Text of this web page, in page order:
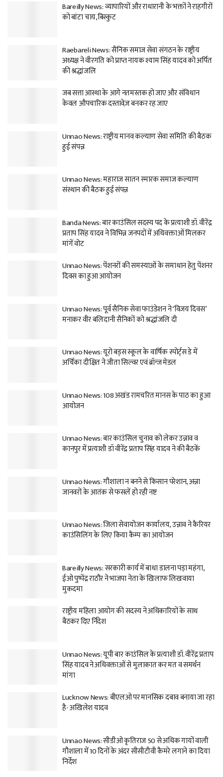
Bareilly News: व्यापारियों और राधारानी के भक्तों ने राहगीरों
को बांटा चाय,बिस्कुट
Raebareli News: सैनिक समाज सेवा संगठन के राष्ट्रीय
अध्यक्ष ने वीरगति को प्राप्त नायक श्याम सिंह यादव को अर्पित
की श्रद्धांजलि
जब सत्ता आस्था के आगे नतमस्तक हो जाए और संविधान
केवल औपचारिक दस्तावेज़ बनकर रह जाए
Unnao News: राष्ट्रीय मानव कल्याण सेवा समिति की बैठक
हुई संपन्न
Unnao News: महाराज सातन स्मारक समाज कल्याण
संस्थान की बैठक हुई संपन्न
Banda News: बार काउंसिल सदस्य पद के प्रत्याशी डॉ. वीरेंद्र
प्रताप सिंह यादव ने विभिन्न जनपदों में अधिवक्ताओं मिलकर
मांगें वोट
Unnao News: पेंशनरों की समस्याओं के समाधान हेतु पेंशनर
दिवस का हुआ आयोजन
Unnao News: पूर्व सैनिक सेवा फाउंडेशन ने ‘विजय दिवस’
मनाकर वीर बलिदानी सैनिकों को श्रद्धांजलि दी
Unnao News: यूरो बड्स स्कूल के वार्षिक स्पोर्ट्स डे में
अर्चिका दीक्षित ने जीता सिल्वर एवं ब्रॉन्ज मेडल
Unnao News: 108 अखंड रामचरित मानस के पाठ का हुआ
आयोजन
Unnao News: बार काउंसिल चुनाव को लेकर उन्नाव व
कानपुर में प्रत्याशी डॉ वीरेंद्र प्रताप सिंह यादव ने की बैठकें
Unnao News: गौशाला न बनने से किसान परेशान, अन्ना
जानवरों के आतंक से फसलें हो रही नष्ट
Unnao News: जिला सेवायोजन कार्यालय, उन्नाव ने कैरियर
काउंसिलिंग के लिए किया कैम्प का आयोजन
Bareilly News: सरकारी कार्य में बाधा डालना पड़ा महंगा,
ईओ पुष्पेंद्र राठौर ने भाजपा नेता के खिलाफ लिखवाया
मुकदमा
राष्ट्रीय महिला आयोग की सदस्य ने अधिकारियों के साथ
बैठकर दिए र्निदेश
Unnao News: यूपी बार काउंसिल के प्रत्याशी डॉ. वीरेंद्र प्रताप
सिंह यादव ने अधिवक्ताओं से मुलाकात कर मत व समर्थन
मांगा
Lucknow News: बीएलओ पर मानसिक दबाव बनाया जा रहा
है- अखिलेश यादव
Unnao News: सीडीओ कृतिराज 50 से अधिक गायों वाली
गौशाला में 10 दिनों के अंदर सीसीटीवी कैमरे लगाने का दिया
निर्देश